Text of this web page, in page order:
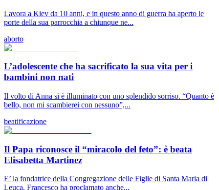
Lavora a Kiev da 10 anni, e in questo anno di guerra ha aperto le
porte della sua parrocchia a chiunque ne...
aborto
L’adolescente che ha sacrificato la sua vita per i
bambini non nati
Il volto di Anna si è illuminato con uno splendido sorriso. “Quanto è
bello, non mi scambierei con nessuno”,...
beatificazione
Il Papa riconosce il “miracolo del feto”: è beata
Elisabetta Martinez
E’ la fondatrice della Congregazione delle Figlie di Santa Maria di
Leuca. Francesco ha proclamato anche...